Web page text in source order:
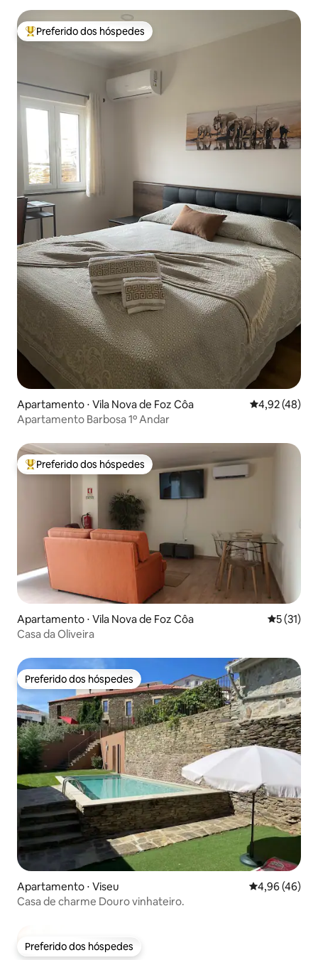
Entre os melhores preferidos dos hóspedes
Preferido dos hóspedes
Apartamento ⋅ Vila Nova de Foz Côa 4,92 de uma
4,92 (48)
Apartamento Barbosa 1º Andar
Entre os melhores preferidos dos hóspedes
Preferido dos hóspedes
Apartamento ⋅ Vila Nova de Foz Côa 5 de uma
5 (31)
Casa da Oliveira
Preferido dos hóspedes
Preferido dos hóspedes
Apartamento ⋅ Viseu 4,96 de uma
4,96 (46)
Casa de charme Douro vinhateiro.
Preferido dos hóspedes
Preferido dos hóspedes